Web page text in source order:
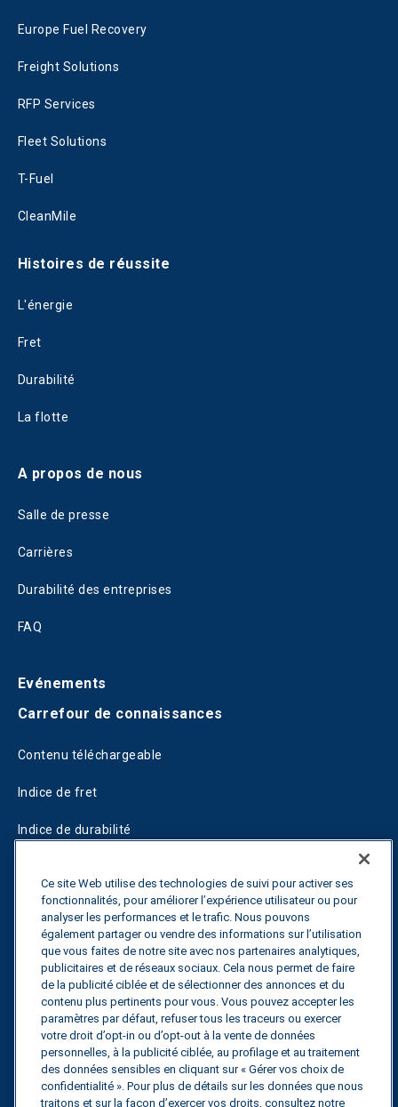
Europe Fuel Recovery
Freight Solutions
RFP Services
Fleet Solutions
T-Fuel
CleanMile
Histoires de réussite
L'énergie
Fret
Durabilité
La flotte
A propos de nous
Salle de presse
Carrières
Durabilité des entreprises
FAQ
Evénements
Carrefour de connaissances
Contenu téléchargeable
Indice de fret
Indice de durabilité
Guides
Fuel Savings Calculator
Calculateur d'optimisation des transports
Suivi des tarifs
Contactez nous
Ce site Web utilise des technologies de suivi pour activer ses
fonctionnalités, pour améliorer l’expérience utilisateur ou pour
analyser les performances et le trafic. Nous pouvons
également partager ou vendre des informations sur l’utilisation
que vous faites de notre site avec nos partenaires analytiques,
publicitaires et de réseaux sociaux. Cela nous permet de faire
de la publicité ciblée et de sélectionner des annonces et du
contenu plus pertinents pour vous. Vous pouvez accepter les
paramètres par défaut, refuser tous les traceurs ou exercer
votre droit d’opt-in ou d’opt-out à la vente de données
personnelles, à la publicité ciblée, au profilage et au traitement
des données sensibles en cliquant sur « Gérer vos choix de
confidentialité ». Pour plus de détails sur les données que nous
traitons et sur la façon d’exercer vos droits, consultez notre